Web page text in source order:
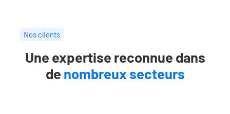
Nos clients
Une expertise reconnue dans
de nombreux secteurs